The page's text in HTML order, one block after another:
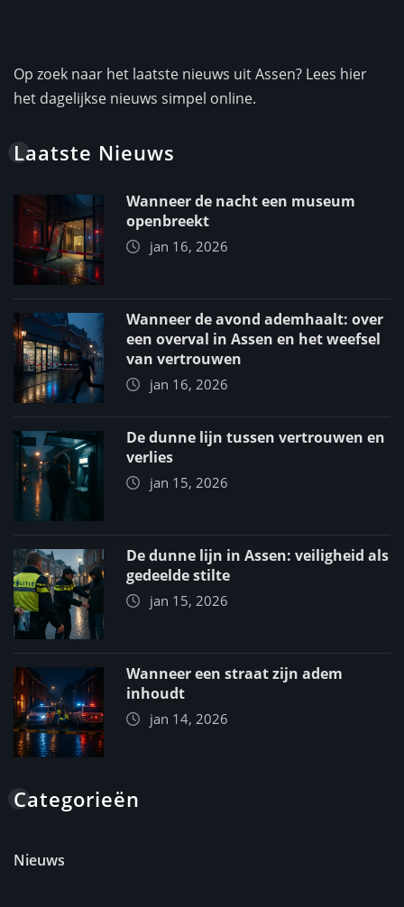
Op zoek naar het laatste nieuws uit Assen? Lees hier
het dagelijkse nieuws simpel online.
Laatste Nieuws
Wanneer de nacht een museum
openbreekt
jan 16, 2026
Wanneer de avond ademhaalt: over
een overval in Assen en het weefsel
van vertrouwen
jan 16, 2026
De dunne lijn tussen vertrouwen en
verlies
jan 15, 2026
De dunne lijn in Assen: veiligheid als
gedeelde stilte
jan 15, 2026
Wanneer een straat zijn adem
inhoudt
jan 14, 2026
Categorieën
Nieuws